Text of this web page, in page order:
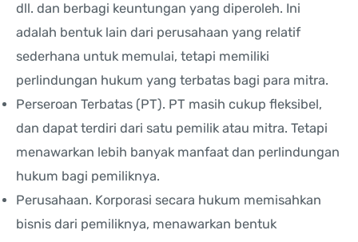
dll. dan berbagi keuntungan yang diperoleh. Ini
adalah bentuk lain dari perusahaan yang relatif
sederhana untuk memulai, tetapi memiliki
perlindungan hukum yang terbatas bagi para mitra.
Perseroan Terbatas (PT). PT masih cukup fleksibel,
dan dapat terdiri dari satu pemilik atau mitra. Tetapi
menawarkan lebih banyak manfaat dan perlindungan
hukum bagi pemiliknya.
Perusahaan. Korporasi secara hukum memisahkan
bisnis dari pemiliknya, menawarkan bentuk